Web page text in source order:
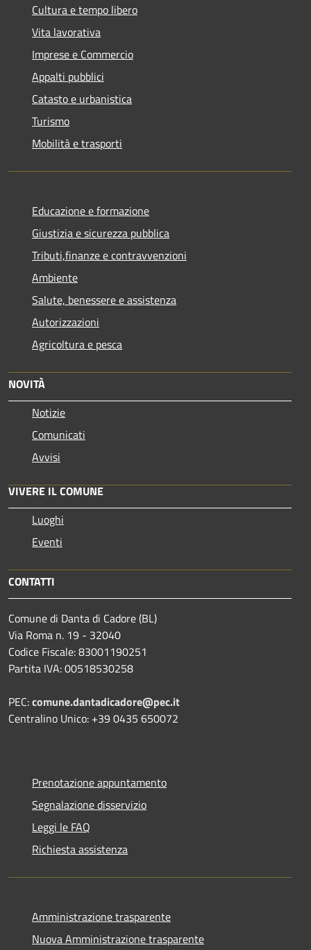
Cultura e tempo libero
Vita lavorativa
Imprese e Commercio
Appalti pubblici
Catasto e urbanistica
Turismo
Mobilità e trasporti
Educazione e formazione
Giustizia e sicurezza pubblica
Tributi,finanze e contravvenzioni
Ambiente
Salute, benessere e assistenza
Autorizzazioni
Agricoltura e pesca
NOVITÀ
Notizie
Comunicati
Avvisi
VIVERE IL COMUNE
Luoghi
Eventi
CONTATTI
Comune di Danta di Cadore (BL)
Via Roma n. 19 - 32040
Codice Fiscale: 83001190251
Partita IVA: 00518530258
PEC:comune.dantadicadore@pec.it
Centralino Unico: +39 0435 650072
Prenotazione appuntamento
Segnalazione disservizio
Leggi le FAQ
Richiesta assistenza
Amministrazione trasparente
Nuova Amministrazione trasparente